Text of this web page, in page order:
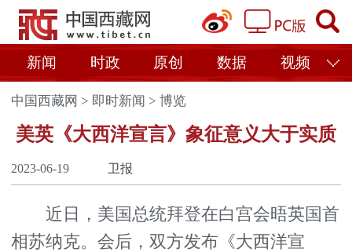
新闻 时政 原创 数据 视频
中国西藏网 > 即时新闻 >博览
美英《大西洋宣言》象征意义大于实质
2023-06-19 卫报
近日，美国总统拜登在白宫会晤英国首
相苏纳克。会后，双方发布《大西洋宣